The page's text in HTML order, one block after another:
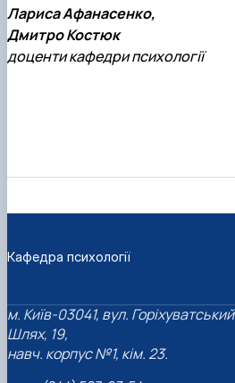
Лариса Афанасенко,
Дмитро Костюк
доценти кафедри психології
Кафедра психології
м. Київ-03041, вул. Горіхуватський
Шлях, 19,
навч. корпус №1, кім. 23.